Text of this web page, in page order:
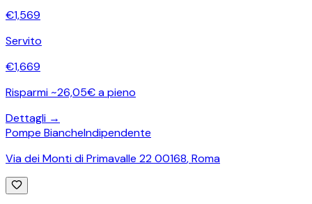
€1,569
Servito
€1,669
Risparmi ~26,05€ a pieno
Dettagli →
Pompe BiancheIndipendente
Via dei Monti di Primavalle 22 00168,Roma